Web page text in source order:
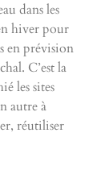
dans les
hiver pour
en prévision
C’est la
les sites
autre à
réutiliser